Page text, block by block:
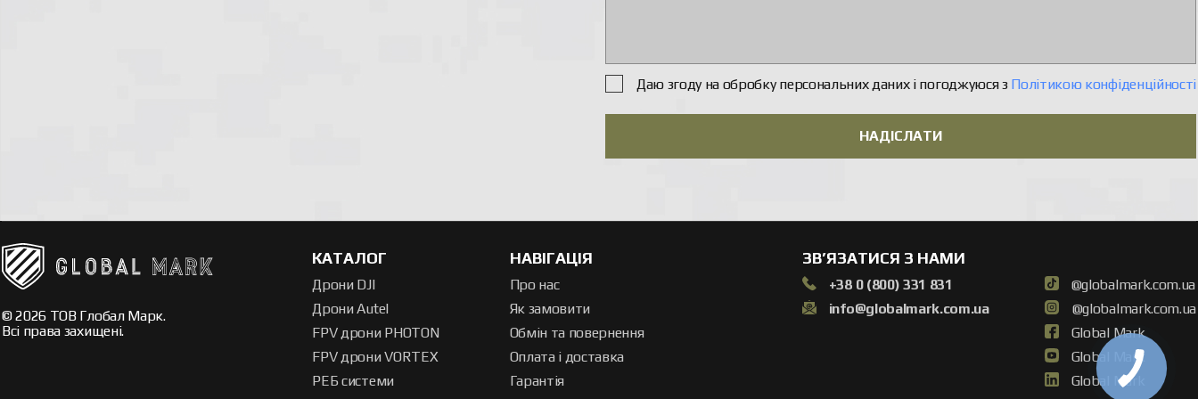
Даю згоду на обробку персональних даних і погоджуюся з Політикою конфіденційності
НАДІСЛАТИ
© 2026 ТОВ Глобал Марк.
Всі права захищені.
КАТАЛОГ
Дрони DJI
Дрони Autel
FPV дрони PHOTON
FPV дрони VORTEX
РЕБ системи
НАВІГАЦІЯ
Про нас
Як замовити
Обмін та повернення
Оплата і доставка
Гарантія
ЗВ’ЯЗАТИСЯ З НАМИ
+38 0 (800) 331 831
info@globalmark.com.ua
@globalmark.com.ua
@globalmark.com.ua
Global Mark
Global Mark
Global Mark